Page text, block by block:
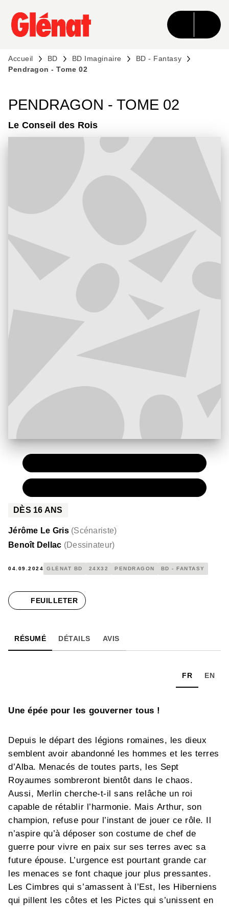
MENU RECHERCHE CONTENU
PIED DE PAGE
Accueil BD BD Imaginaire
BD - Fantasy
Pendragon - Tome 02
PENDRAGON - TOME 02
Le Conseil des Rois
DÈS 16 ANS
Jérôme Le Gris (Scénariste)
Benoît Dellac (Dessinateur)
04.09.2024 GLÉNAT BD 24X32 PENDRAGON BD - FANTASY
FEUILLETER
RÉSUMÉ DÉTAILS AVIS
FR EN
Une épée pour les gouverner tous !
Depuis le départ des légions romaines, les dieux
semblent avoir abandonné les hommes et les terres
d’Alba. Menacés de toutes parts, les Sept
Royaumes sombreront bientôt dans le chaos.
Aussi, Merlin cherche-t-il sans relâche un roi
capable de rétablir l’harmonie. Mais Arthur, son
champion, refuse pour l’instant de jouer ce rôle. Il
n’aspire qu’à déposer son costume de chef de
guerre pour vivre en paix sur ses terres avec sa
future épouse. L’urgence est pourtant grande car
les menaces se font chaque jour plus pressantes.
Les Cimbres qui s’amassent à l’Est, les Hiberniens
qui pillent les côtes et les Pictes qui s’unissent en